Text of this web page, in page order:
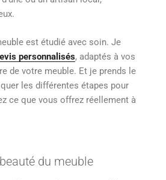
est étudié avec soin. Je
personnalisés, adaptés à vos
de votre meuble. Et je prends le
les différentes étapes pour
ce que vous offrez réellement à
du meuble